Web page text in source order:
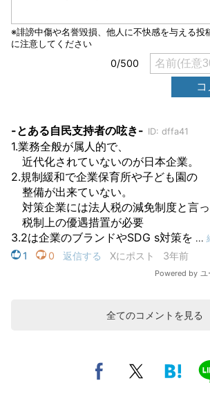
全てのコメントを見る